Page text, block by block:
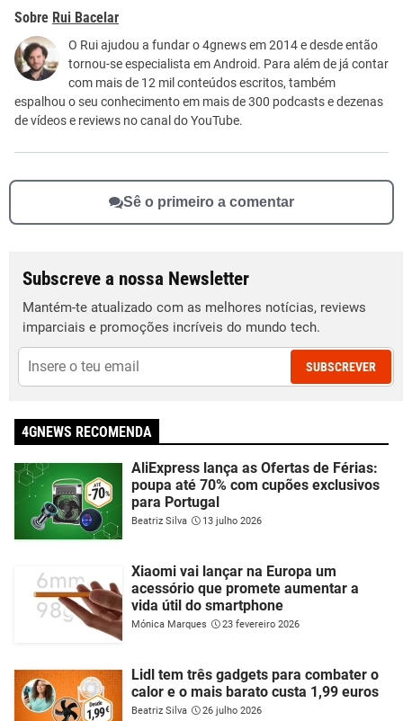
Este conteúdo contém informação incorreta
Este conteúdo não tem a informação que procuro
Outro
Rui Bacelar
O Rui ajudou a fundar o 4gnews em 2014 e desde então
tornou-se especialista em Android. Para além de já contar
com mais de 12 mil conteúdos escritos, também
espalhou o seu conhecimento em mais de 300 podcasts e dezenas
de vídeos e reviews no canal do YouTube.
Sê o primeiro a comentar
Subscreve a nossa Newsletter
Mantém-te atualizado com as melhores notícias, reviews
imparciais e promoções incríveis do mundo tech.
SUBSCREVER
4GNEWS RECOMENDA
AliExpress lança as Ofertas de Férias:
poupa até 70% com cupões exclusivos
para Portugal
Beatriz Silva 13 julho 2026
Xiaomi vai lançar na Europa um
acessório que promete aumentar a
vida útil do smartphone
Mónica Marques 23 fevereiro 2026
Lidl tem três gadgets para combater o
calor e o mais barato custa 1,99 euros
Beatriz Silva 26 julho 2026